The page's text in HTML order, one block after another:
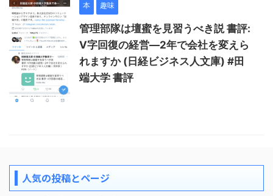
本 趣味
管理部隊は壇蜜を見習うべき説 書評:
V字回復の経営―2年で会社を変えら
れますか (日経ビジネス人文庫) #田
端大学 書評
人気の投稿とページ